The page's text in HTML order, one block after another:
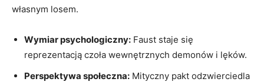
własnym losem.
Wymiar psychologiczny: Faust staje się
reprezentacją czoła wewnętrznych demonów i lęków.
Perspektywa społeczna: Mityczny pakt odzwierciedla